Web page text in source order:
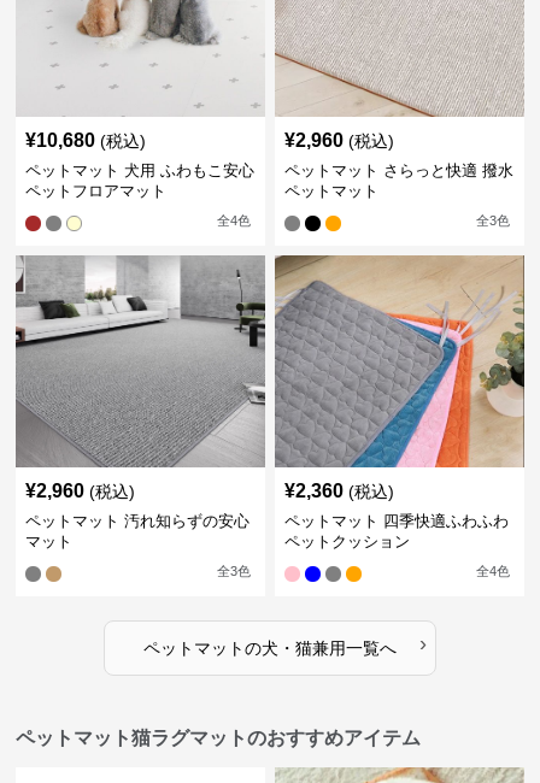
¥10,680 (税込)
ペットマット 犬用 ふわもこ安心
ペットフロアマット
全4色
¥2,960 (税込)
ペットマット さらっと快適 撥水
ペットマット
全3色
¥2,960 (税込)
ペットマット 汚れ知らずの安心
マット
全3色
¥2,360 (税込)
ペットマット 四季快適ふわふわ
ペットクッション
全4色
ペットマットの犬・猫兼用一覧へ ›
ペットマット猫ラグマットのおすすめアイテム